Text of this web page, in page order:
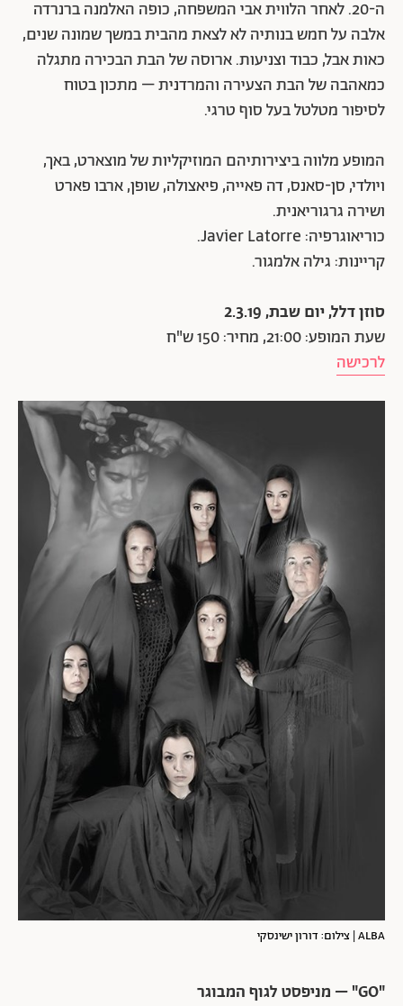
ה-20. לאחר הלווית אבי המשפחה, כופה האלמנה ברנרדה
אלבה על חמש בנותיה לא לצאת מהבית במשך שמונה שנים,
כאות אבל, כבוד וצניעות. ארוסה של הבת הבכירה מתגלה
כמאהבה של הבת הצעירה והמרדנית – מתכון בטוח
לסיפור מטלטל בעל סוף טרגי.
המופע מלווה ביצירותיהם המוזיקליות של מוצארט, באך,
ויולדי, סן-סאנס, דה פאייה, פיאצולה, שופן, ארבו פארט
ושירה גרגוריאנית.
כוריאוגרפיה: Javier Latorre.
קריינות: גילה אלמגור.
סוזן דלל, יום שבת, 2.3.19
שעת המופע: 21:00, מחיר: 150 ש"ח
לרכישה
ALBA | צילום: דורון ישינסקי
"GO" – מניפסט לגוף המבוגר